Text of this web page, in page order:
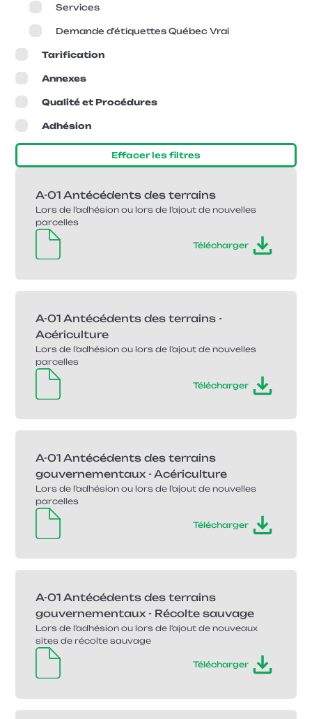
Services
Demande d'étiquettes Québec Vrai
Tarification
Annexes
Qualité et Procédures
Adhésion
Effacer les filtres
A-01 Antécédents des terrains
Lors de l'adhésion ou lors de l'ajout de nouvelles
parcelles
Télécharger
A-01 Antécédents des terrains -
Acériculture
Lors de l'adhésion ou lors de l'ajout de nouvelles
parcelles
Télécharger
A-01 Antécédents des terrains
gouvernementaux - Acériculture
Lors de l'adhésion ou lors de l'ajout de nouvelles
parcelles
Télécharger
A-01 Antécédents des terrains
gouvernementaux - Récolte sauvage
Lors de l'adhésion ou lors de l'ajout de nouveaux
sites de récolte sauvage
Télécharger
Soumettre